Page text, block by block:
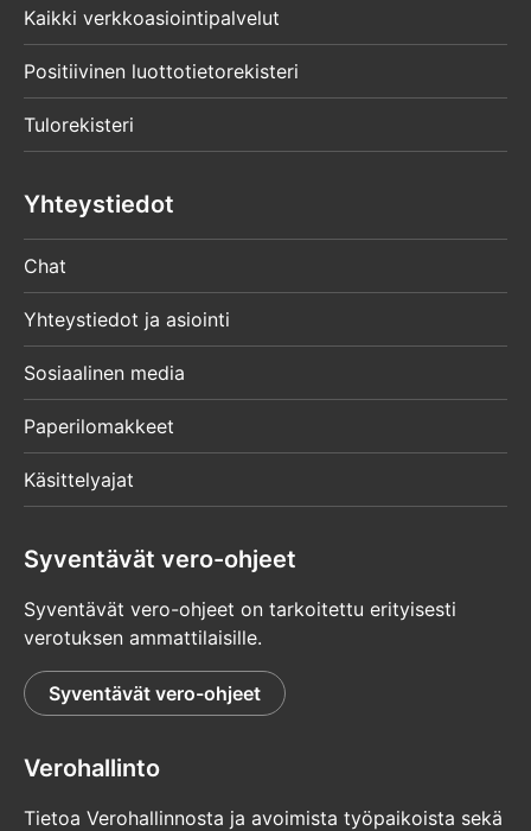
Kaikki verkkoasiointipalvelut
Positiivinen luottotietorekisteri
Tulorekisteri
Yhteystiedot
Chat
Yhteystiedot ja asiointi
Sosiaalinen media
Paperilomakkeet
Käsittelyajat
Syventävät vero-ohjeet
Syventävät vero-ohjeet on tarkoitettu erityisesti
verotuksen ammattilaisille.
Syventävät vero-ohjeet
Verohallinto
Tietoa Verohallinnosta ja avoimista työpaikoista sekä